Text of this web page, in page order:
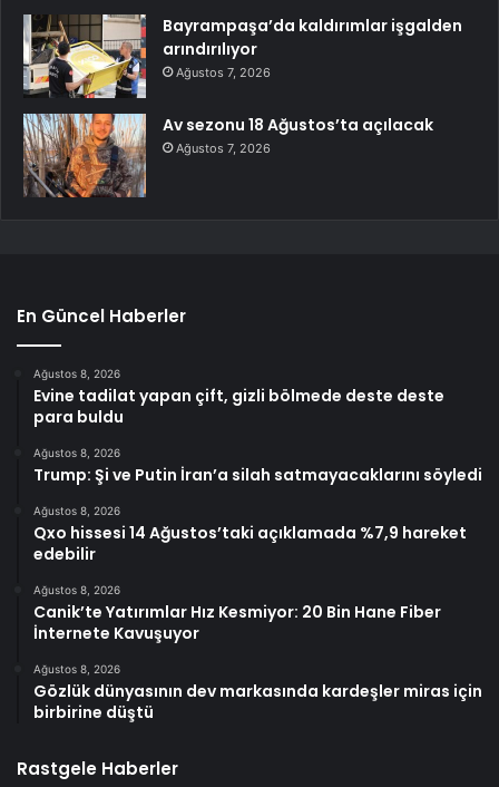
Bayrampaşa’da kaldırımlar işgalden
arındırılıyor
Ağustos 7, 2026
Av sezonu 18 Ağustos’ta açılacak
Ağustos 7, 2026
En Güncel Haberler
Ağustos 8, 2026
Evine tadilat yapan çift, gizli bölmede deste deste
para buldu
Ağustos 8, 2026
Trump: Şi ve Putin İran’a silah satmayacaklarını söyledi
Ağustos 8, 2026
Qxo hissesi 14 Ağustos’taki açıklamada %7,9 hareket
edebilir
Ağustos 8, 2026
Canik’te Yatırımlar Hız Kesmiyor: 20 Bin Hane Fiber
İnternete Kavuşuyor
Ağustos 8, 2026
Gözlük dünyasının dev markasında kardeşler miras için
birbirine düştü
Rastgele Haberler